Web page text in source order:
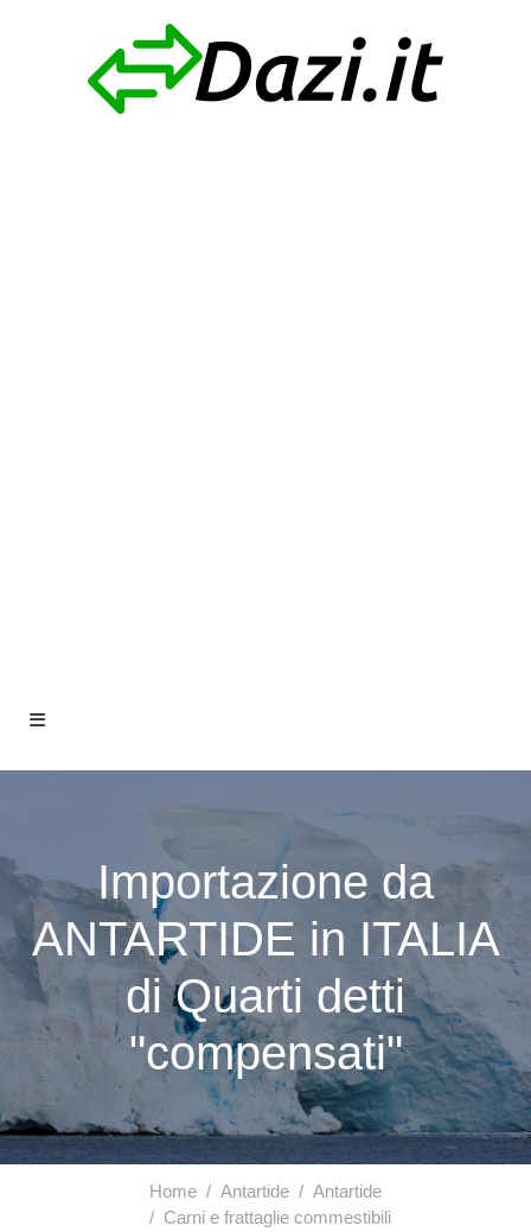
Importazione da
ANTARTIDE in ITALIA
di Quarti detti
"compensati"
Home Antartide
Antartide
Carni e frattaglie commestibili